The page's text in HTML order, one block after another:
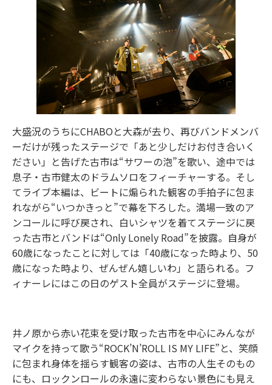
大盛況のうちにCHABOと大森が去り、再びバンドメンバ
ーだけが残ったステージで「あと少しだけお付き合いく
ださい」と告げた古市は“サワーの泡”を歌い、途中では
息子・古市健太のドラムソロをフィーチャーする。そし
てライブ本編は、ビートに煽られた観客の手拍子に包ま
れながら“いつかきっと”で幕を下ろした。満場一致のア
ンコールに呼び戻され、白いシャツを着てステージに戻
った古市とバンドは“Only Lonely Road”を披露。自身が
60歳になったことに対しては「40歳になった時より、50
歳になった時より、ぜんぜん嬉しいわ」と語られる。フ
ィナーレにはこの日のゲスト全員がステージに登場。
井ノ原から赤い花束を受け取った古市を中心にみんなが
マイクを持って歌う“ROCK’N’ROLL IS MY LIFE”と、笑顔
に包まれ身体を揺らす観客の姿は、古市の人生そのもの
にも、ロックンロールの永遠に変わらない景色にも見え